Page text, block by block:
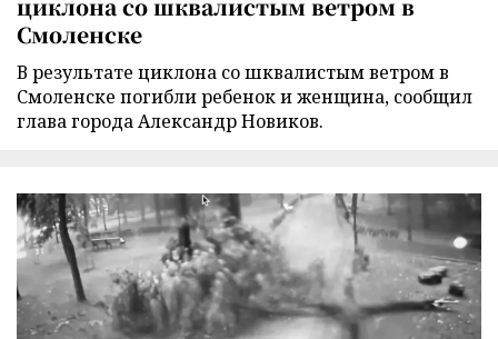
циклона со шквалистым ветром в
Смоленске
В результате циклона со шквалистым ветром в
Смоленске погибли ребенок и женщина, сообщил
глава города Александр Новиков.